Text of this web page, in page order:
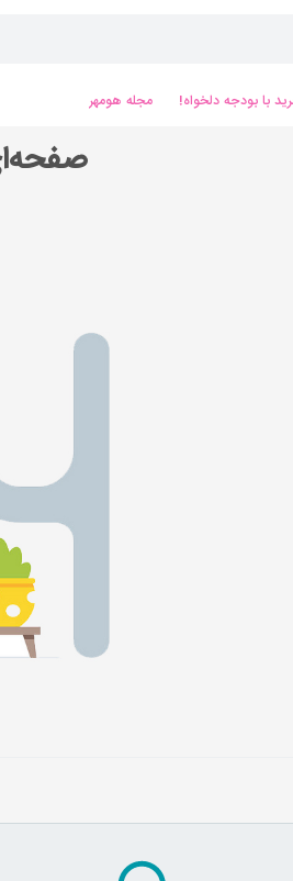
با بودجه دلخواه! مجله هومهر